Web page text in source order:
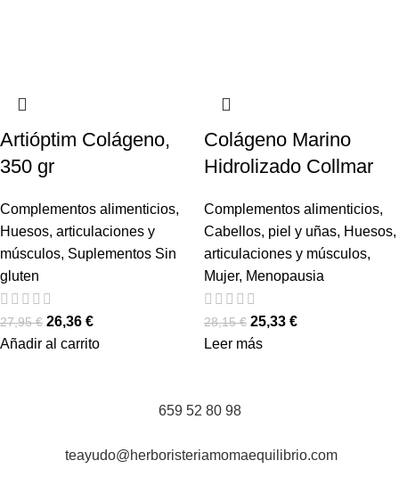
Artióptim Colágeno,
350 gr
Complementos alimenticios,
Huesos, articulaciones y
músculos, Suplementos Sin
gluten
27,95€ 26,36 €
Añadir al carrito
Colágeno Marino
Hidrolizado Collmar
Complementos alimenticios,
Cabellos, piel y uñas, Huesos,
articulaciones y músculos,
Mujer, Menopausia
28,15€ 25,33 €
Leer más
659 52 80 98
teayudo@herboristeriamomaequilibrio.com